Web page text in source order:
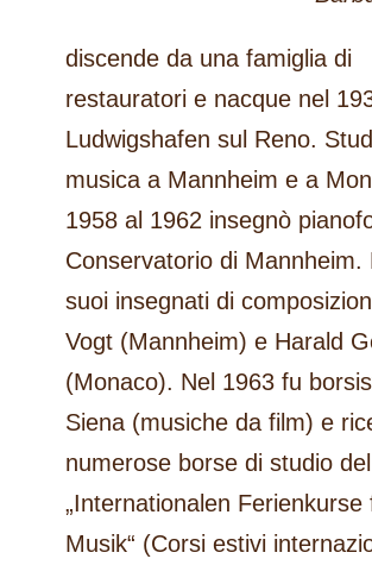
discende da una famiglia di
restauratori e nacque nel
Ludwigshafen sul Reno.
musica a Mannheim e a
1958 al 1962 insegnò
Conservatorio di Mannheim.
suoi insegnati di
Vogt (Mannheim) e Harald
(Monaco). Nel 1963 fu
Siena (musiche da film) e
numerose borse di studio del
„Internationalen Ferienkurse
Musik“ (Corsi estivi